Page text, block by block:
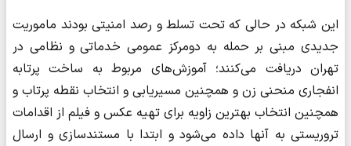
این شبکه در حالی که تحت تسلط و رصد امنیتی بودند ماموریت
جدیدی مبنی بر حمله به دومرکز عمومی خدماتی و نظامی در
تهران دریافت می‌کنند؛ آموزش‌های مربوط به ساخت پرتابه
انفجاری منحنی زن و همچنین مسیریابی و انتخاب نقطه پرتاب و
همچنین انتخاب بهترین زاویه برای تهیه عکس و فیلم از اقدامات
تروریستی به آنها داده می‌شود و ابتدا با مستندسازی و ارسال